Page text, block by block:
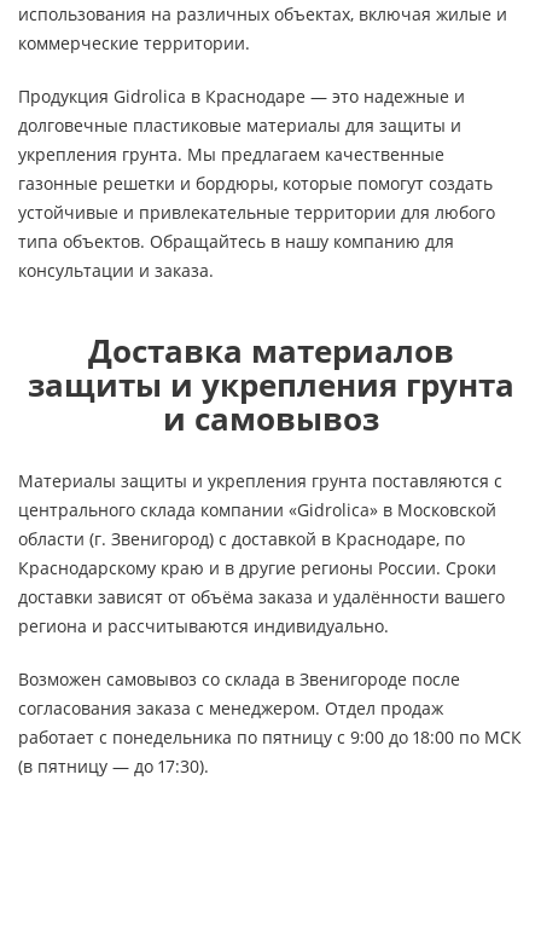
использования на различных объектах, включая жилые и
коммерческие территории.
Продукция Gidrolica в Краснодаре — это надежные и
долговечные пластиковые материалы для защиты и
укрепления грунта. Мы предлагаем качественные
газонные решетки и бордюры, которые помогут создать
устойчивые и привлекательные территории для любого
типа объектов. Обращайтесь в нашу компанию для
консультации и заказа.
Доставка материалов
защиты и укрепления грунта
и самовывоз
Материалы защиты и укрепления грунта поставляются с
центрального склада компании «Gidrolica» в Московской
области (г. Звенигород) с доставкой в Краснодаре, по
Краснодарскому краю и в другие регионы России. Сроки
доставки зависят от объёма заказа и удалённости вашего
региона и рассчитываются индивидуально.
Возможен самовывоз со склада в Звенигороде после
согласования заказа с менеджером. Отдел продаж
работает с понедельника по пятницу с 9:00 до 18:00 по МСК
(в пятницу — до 17:30).